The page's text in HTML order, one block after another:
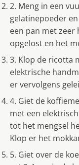
2. Meng in een
gelatinepoeder
een pan met
opgelost en het
3. Klop de ricotta
elektrische
er vervolgens
4. Giet de
met een
tot het mengsel
Klop er het
5. Giet over de